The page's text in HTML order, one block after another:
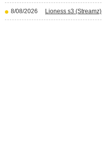
8/08/2026 Lioness s3 (Streamz)